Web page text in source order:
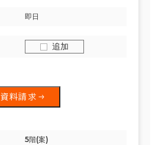
即日
追加
資料請求
5階(案)